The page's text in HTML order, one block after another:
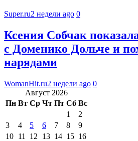
Super.ru2 недели ago 0
Ксения Собчак
с Доменико Дольче и
нарядами
WomanHit.ru2 недели ago 0
Август 2026
Пн Вт Ср Чт Пт Сб Вс
1
2
3
4 5 6 7 8
9
10 11 12 13 14 15 16